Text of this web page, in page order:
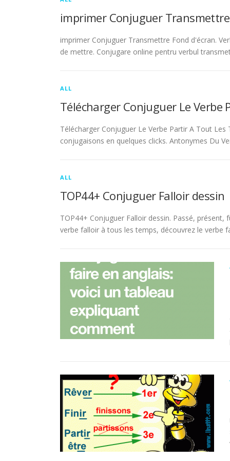
imprimer Conjuguer
imprimer Conjuguer Transmettre Fond d'écran.
de mettre. Conjugare online pentru verbul
ALL
Télécharger Conjuguer Le Verbe
Télécharger Conjuguer Le Verbe Partir A Tout
conjugaisons en quelques clicks. Antonymes Du
ALL
TOP44+ Conjuguer Falloir dessin
TOP44+ Conjuguer Falloir dessin. Passé,
verbe falloir à tous les temps, découvrez le verbe